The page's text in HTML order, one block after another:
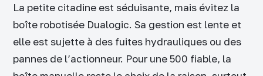
La petite citadine est séduisante, mais évitez la
boîte robotisée Dualogic. Sa gestion est lente et
elle est sujette à des fuites hydrauliques ou des
pannes de l’actionneur. Pour une 500 fiable, la